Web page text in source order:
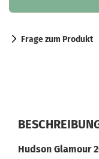
Frage zum Produkt
Hudson Glamour